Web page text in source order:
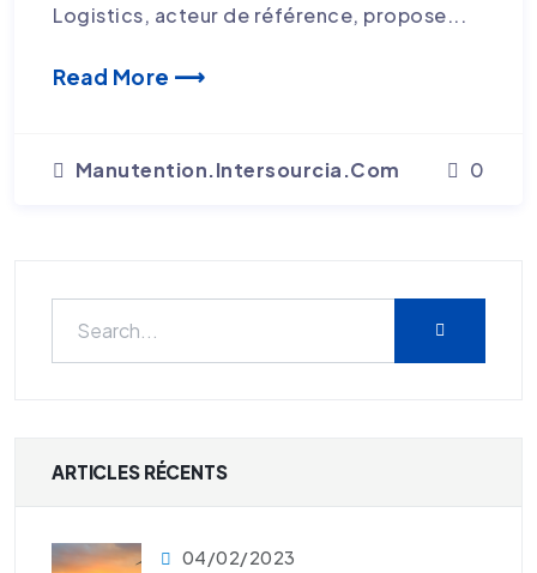
Logistics, acteur de référence, propose...
Read More ⟶
Manutention.intersourcia.com 0
ARTICLES RÉCENTS
04/02/2023